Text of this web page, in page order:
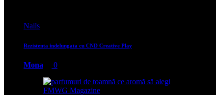
Nails
Rezistenta indelungata cu CND Creative Play
Mona 0